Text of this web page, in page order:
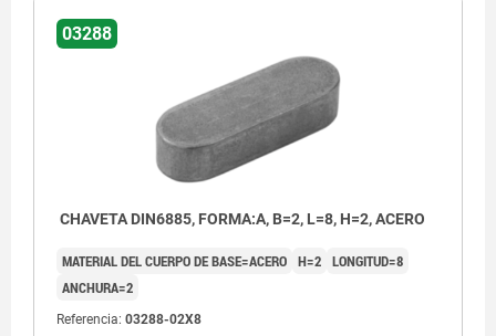
03288
CHAVETA DIN6885, FORMA:A, B=2, L=8, H=2, ACERO
MATERIAL DEL CUERPO DE BASE=ACERO H=2 LONGITUD=8
ANCHURA=2
Referencia: 03288-02X8